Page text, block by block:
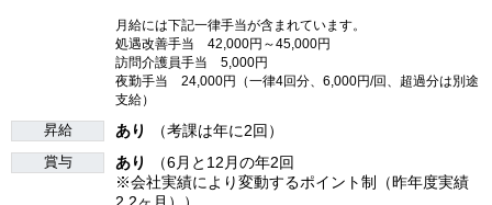
月給には下記一律手当が含まれています。
処遇改善手当 42,000円～45,000円
訪問介護員手当 5,000円
夜勤手当 24,000円（一律4回分、6,000円/回、超過分は別途
支給）
昇給 あり （考課は年に2回）
賞与 あり
（6月と12月の年2回
※会社実績により変動するポイント制（昨年度実績
2.2ヶ月））